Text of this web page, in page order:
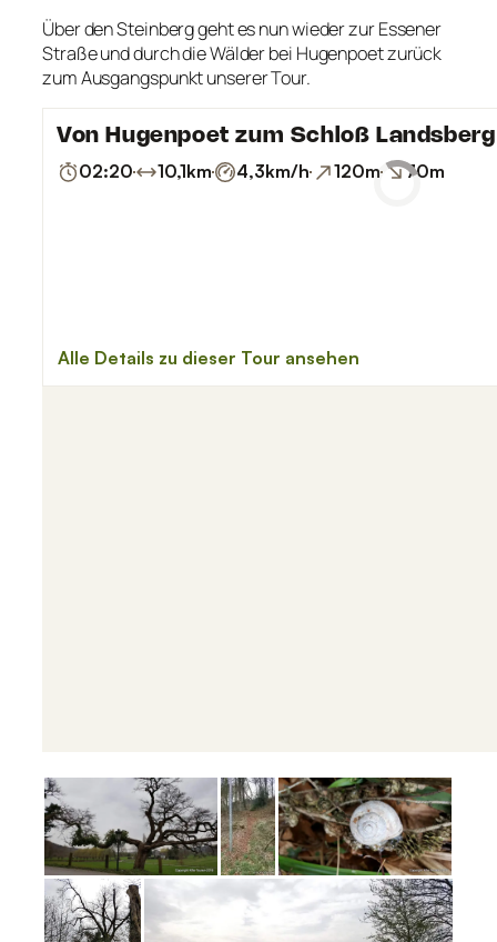
Über den Steinberg geht es nun wieder zur Essener
Straße und durch die Wälder bei Hugenpoet zurück
zum Ausgangspunkt unserer Tour.